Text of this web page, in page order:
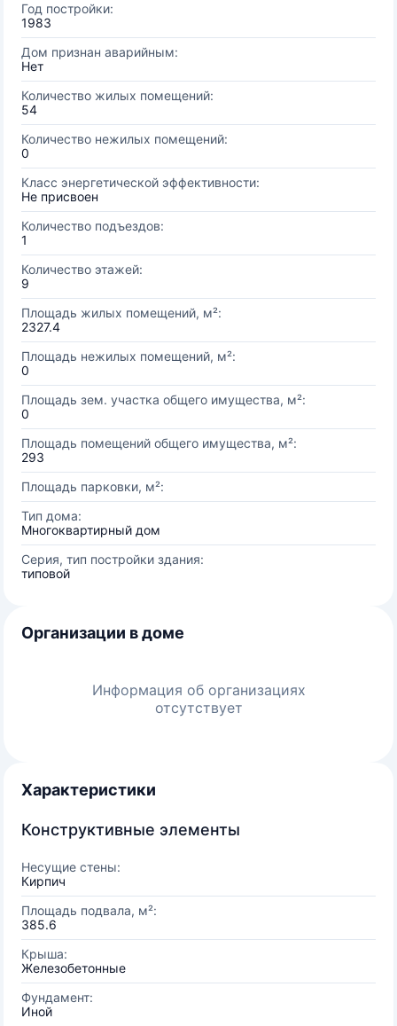
Год постройки:
1983
Дом признан аварийным:
Нет
Количество жилых помещений:
54
Количество нежилых помещений:
0
Класс энергетической эффективности:
Не присвоен
Количество подъездов:
1
Количество этажей:
9
Площадь жилых помещений, м²:
2327.4
Площадь нежилых помещений, м²:
0
Площадь зем. участка общего имущества, м²:
0
Площадь помещений общего имущества, м²:
293
Площадь парковки, м²:
Тип дома:
Многоквартирный дом
Серия, тип постройки здания:
типовой
Организации в доме
Информация об организациях
отсутствует
Характеристики
Конструктивные элементы
Несущие стены:
Кирпич
Площадь подвала, м²:
385.6
Крыша:
Железобетонные
Фундамент:
Иной